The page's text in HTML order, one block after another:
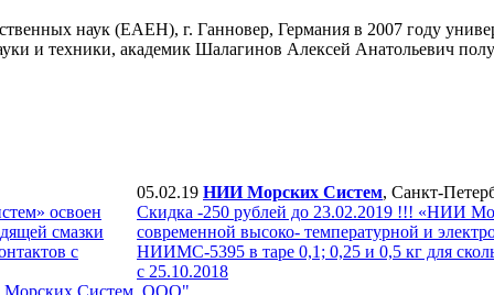
наук (ЕАЕН), г. Ганновер, Германия в 2007 году
и техники, академик Шалагинов Алексей Анатольевич
освоен
смазки
с
05.02.19 НИИ Морских Систем, Санкт-
Скидка -250 рублей до 23.02.2019 !!! «НИИ
современной высоко- температурной и
НИИМС-5395 в таре 0,1; 0,25 и 0,5 кг для
с 25.10.2018
Морских Систем, ООО"